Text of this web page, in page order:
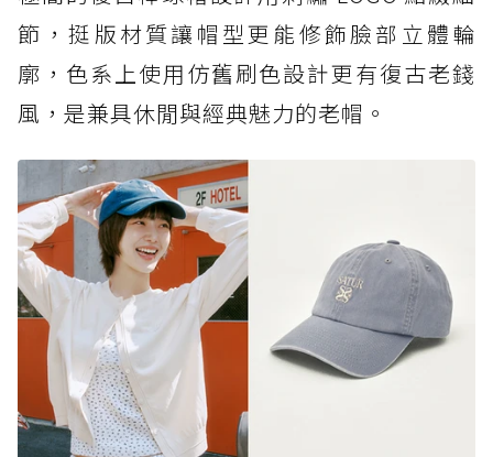
節，挺版材質讓帽型更能修飾臉部立體輪
廓，色系上使用仿舊刷色設計更有復古老錢
風，是兼具休閒與經典魅力的老帽。